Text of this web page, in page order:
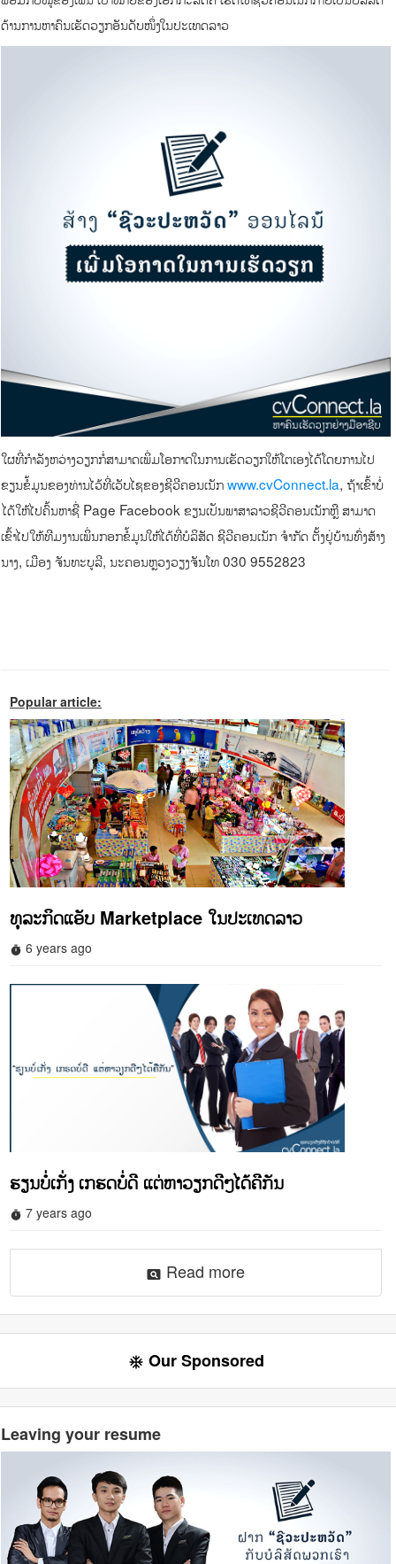
ດ້ານການຫາຄົນເຮັດວຽກອັນດັບໜຶ່ງໃນປະເທດລາວ
ໃຜທີ່ກຳລັງຫວ່າງວຽກກໍ່ສາມາດເພິ່ມໂອກາດໃນການເຮັດວຽກໃຫ້ໂຕເອງໄດ້ໂດຍການໄປ
ຂຽນຂໍ້ມູນຂອງທ່ານໄວ້ທີ່ເວັບໄຊຂອງຊີວີຄອນເນັກwww.cvConnect.la, ຖ້າເຂົ້າບໍ່
ໄດ້ໃຫ້ໄປຄົ້ນຫາຊື່ Page Facebook ຂຽນເປັນພາສາລາວຊີວີຄອນເນັກຫຼື ສາມາດ
ເຂົ້າໄປໃຫ້ທີມງານເພິ່ນກອກຂໍ້ມູນໃຫ້ໄດ້ທີ່ບໍລິສັດ ຊີວີຄອນເນັກ ຈຳກັດ ຕັ້ງຢູ່ບ້ານທົ່ງສ້າງ
ນາງ, ເມືອງ ຈັນທະບູລີ, ນະຄອນຫຼວງວຽງຈັນໂທ 030 9552823
Popular article:
ທຸລະກິດແອັບ Marketplace ໃນປະເທດລາວ
timer 6 years ago
ຮຽນບໍ່ເກັ່ງ ເກຮດບໍ່ດີ ແຕ່ຫາວຽກດີໆໄດ້ຄືກັນ
timer 7 years ago
pageview Read more
ac_unit Our Sponsored
Leaving your resume